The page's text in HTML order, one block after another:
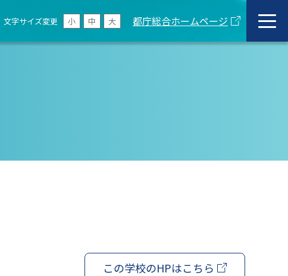
文字サイズ変更 小 中 大 都庁総合ホームページ
この学校のHPはこちら